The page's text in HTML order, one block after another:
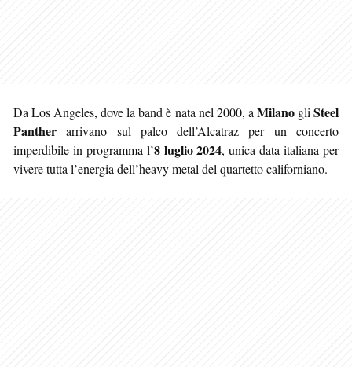
Da Los Angeles, dove la band è nata nel 2000, a MilanogliSteel
Panther arrivano sul palco dell’Alcatraz per un concerto
imperdibile in programma l’8 luglio 2024, unica data italiana per
vivere tutta l’energia dell’heavy metal del quartetto californiano.